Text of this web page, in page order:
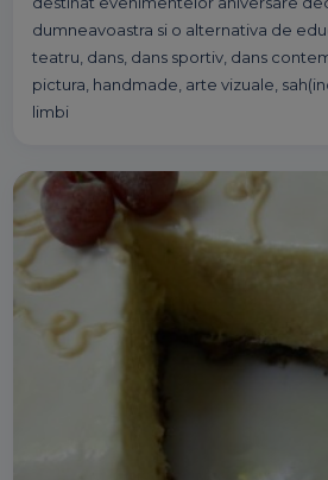
dumneavoastra si o alternativa de
teatru, dans, dans sportiv, dans
pictura, handmade, arte vizuale,
limbi